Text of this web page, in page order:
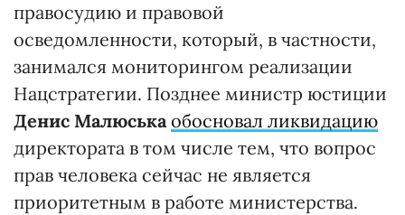
правосудию и правовой
осведомленности, который, в частности,
занимался мониторингом реализации
Нацстратегии. Позднее министр юстиции
Денис Малюська обосновал ликвидацию
директората в том числе тем, что вопрос
прав человека сейчас не является
приоритетным в работе министерства.